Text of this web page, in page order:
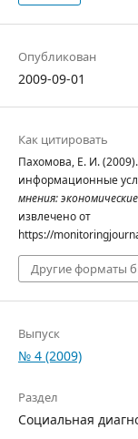
Опубликован
2009-09-01
Как цитировать
Пахомова, Е. И.
информационные
мнения:
извлечено от
https://
Другие форматы
Выпуск
№ 4 (2009)
Раздел
Социальная